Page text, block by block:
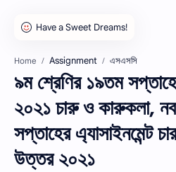
Home Assignment এসএসসি
৯ম শ্রেণির ১৯তম
২০২১ চারু ও কারুকলা,
সপ্তাহের এ্যাসাইনমেন্ট
উত্তর ২০২১